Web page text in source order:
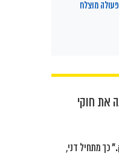
מוצלח
את חוקי
כך מתחיל דני,